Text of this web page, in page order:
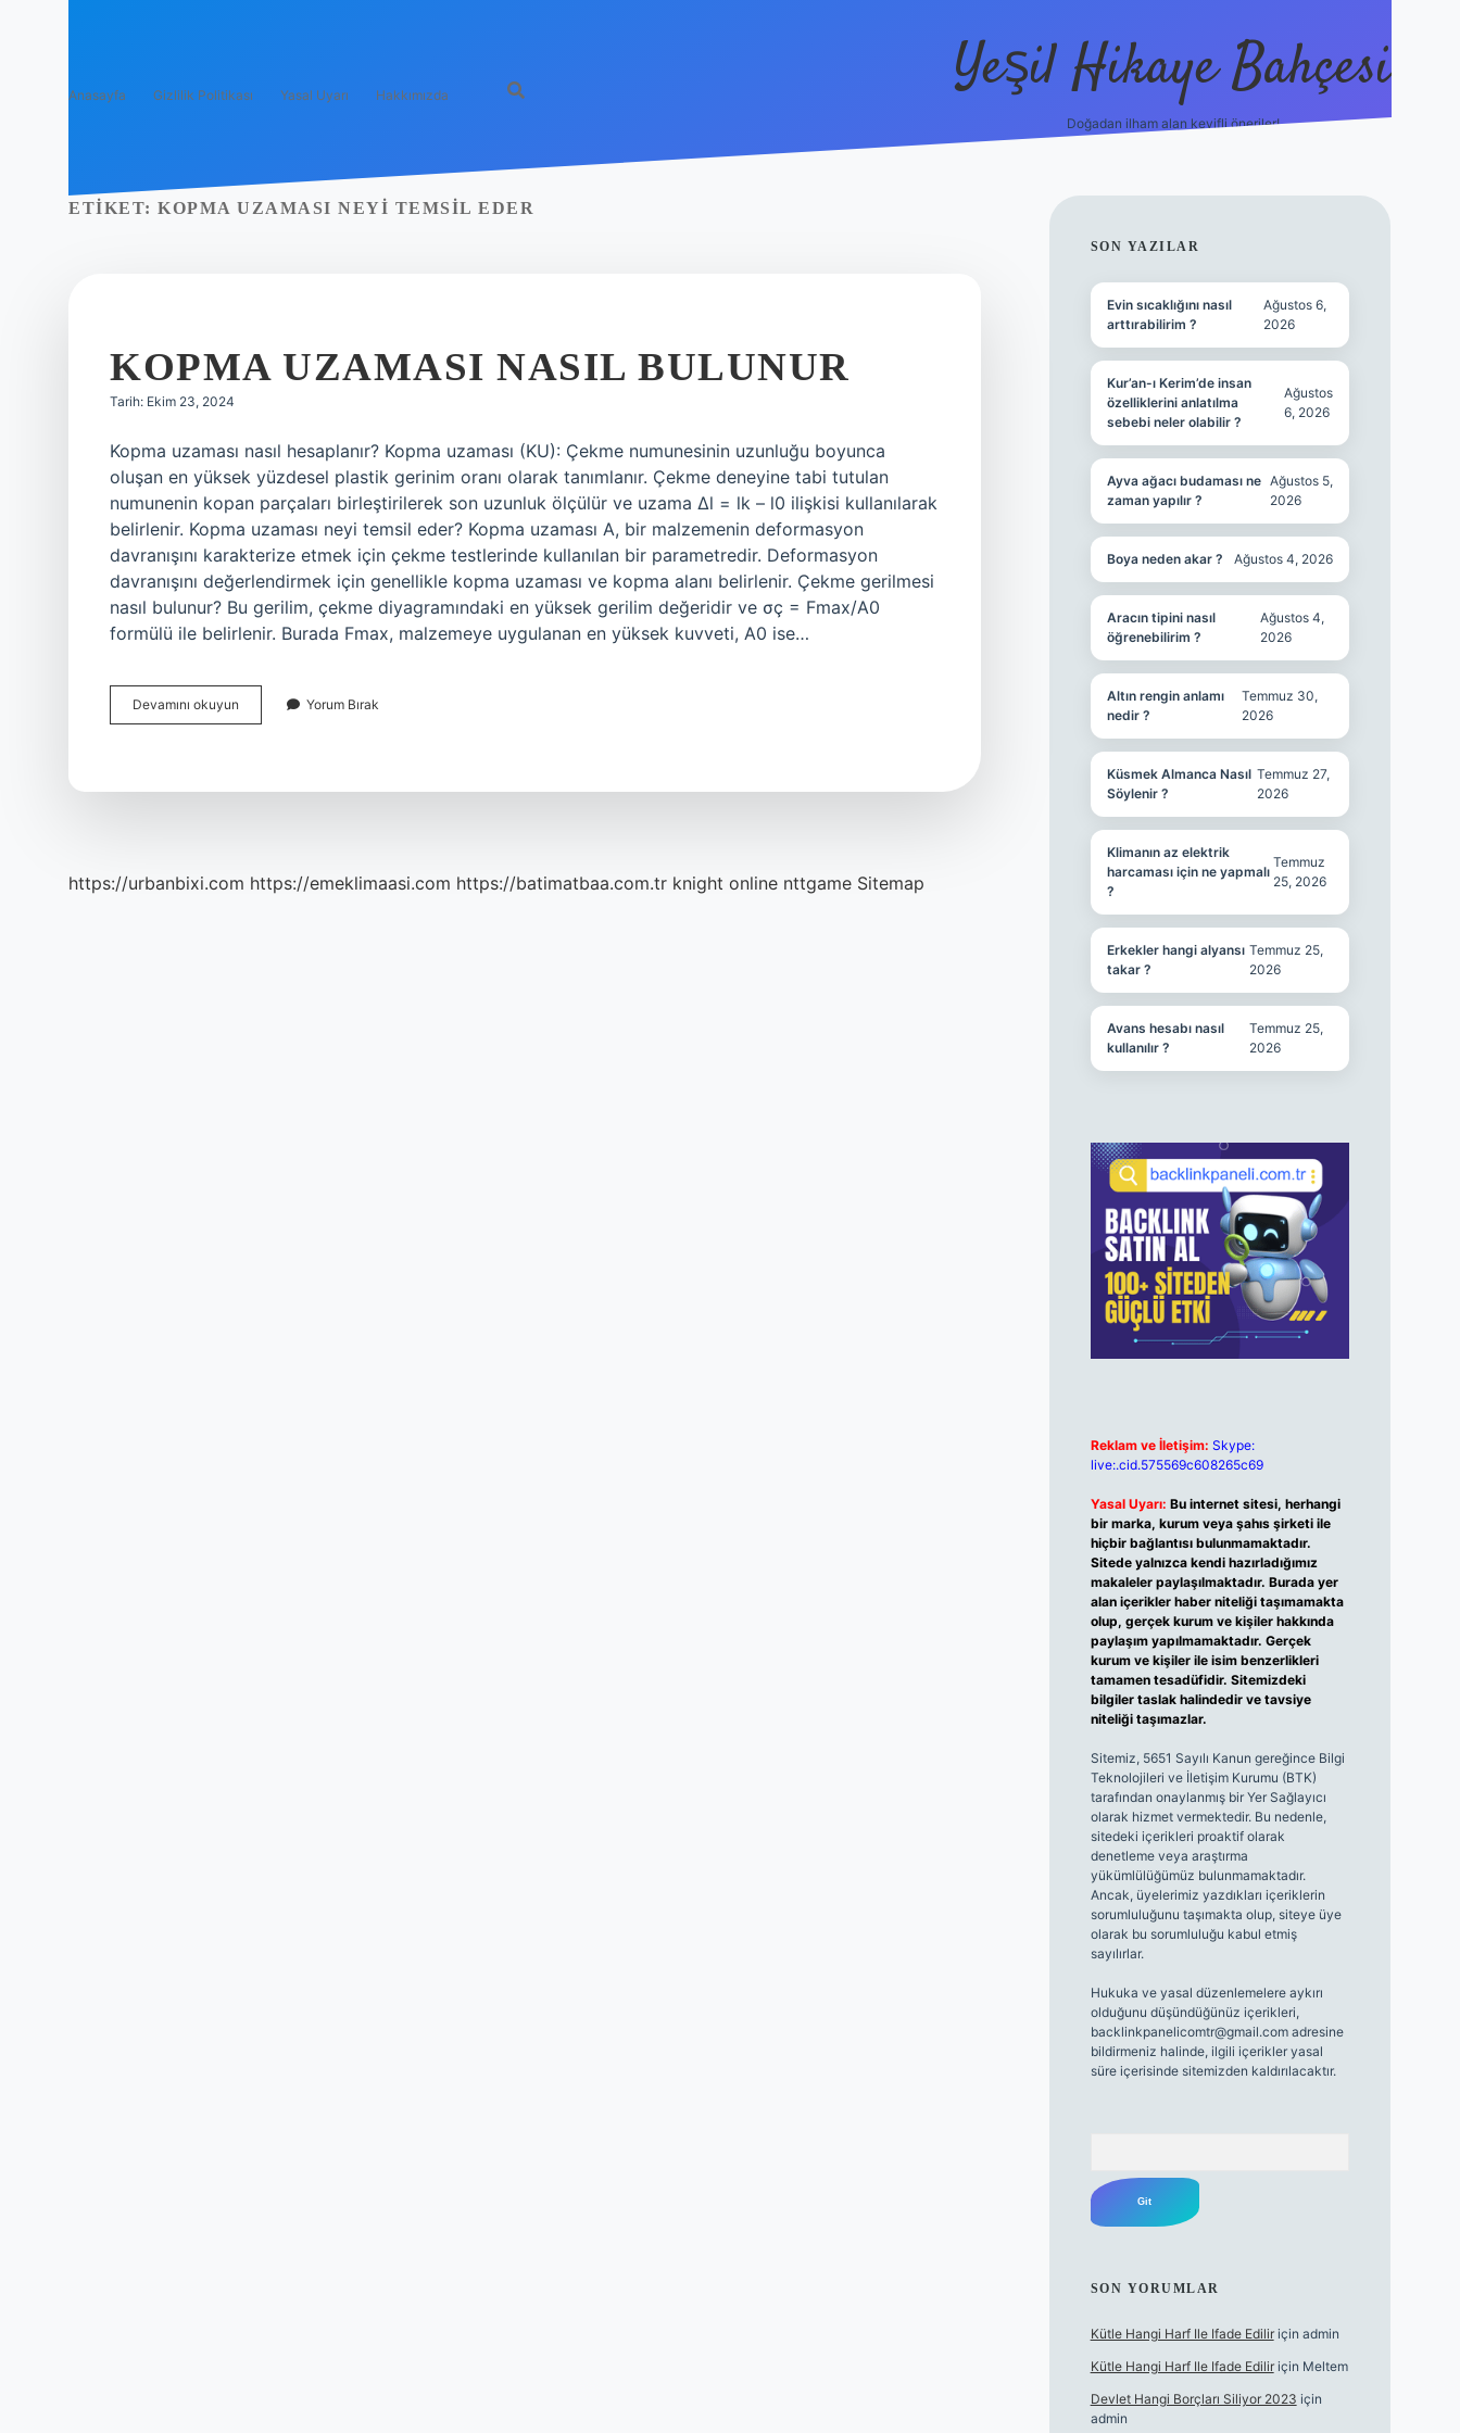
Anasayfa Gizlilik Politikası Yasal Uyarı Hakkımızda Yeşil Hikaye Bahçesi
Doğadan ilham alan keyifli öneriler!
ETIKET: KOPMA UZAMASI NEYI TEMSIL EDER
KOPMA UZAMASI NASIL BULUNUR
Tarih: Ekim 23, 2024
Kopma uzaması nasıl hesaplanır? Kopma uzaması (KU): Çekme numunesinin uzunluğu boyunca
oluşan en yüksek yüzdesel plastik gerinim oranı olarak tanımlanır. Çekme deneyine tabi tutulan
numunenin kopan parçaları birleştirilerek son uzunluk ölçülür ve uzama ∆l = lk – l0 ilişkisi kullanılarak
belirlenir. Kopma uzaması neyi temsil eder? Kopma uzaması A, bir malzemenin deformasyon
davranışını karakterize etmek için çekme testlerinde kullanılan bir parametredir. Deformasyon
davranışını değerlendirmek için genellikle kopma uzaması ve kopma alanı belirlenir. Çekme gerilmesi
nasıl bulunur? Bu gerilim, çekme diyagramındaki en yüksek gerilim değeridir ve σç = Fmax/A0
formülü ile belirlenir. Burada Fmax, malzemeye uygulanan en yüksek kuvveti, A0 ise…
Devamını okuyun
Uzaması
Yorum Bırak
https://urbanbixi.com https://emeklimaasi.com https://batimatbaa.com.tr knight online nttgame Sitemap
SIDEBAR
SON YAZILAR
Evin sıcaklığını nasıl
arttırabilirim ?
Ağustos 6,
2026
Kur’an-ı Kerim’de insan
özelliklerini anlatılma
sebebi neler olabilir ?
Ağustos
6, 2026
Ayva ağacı budaması ne
zaman yapılır ?
Ağustos 5,
2026
Boya neden akar ? Ağustos 4, 2026
Aracın tipini nasıl
öğrenebilirim ?
Ağustos 4,
2026
Altın rengin anlamı
nedir ?
Temmuz 30,
2026
Küsmek Almanca Nasıl
Söylenir ?
Temmuz 27,
2026
Klimanın az elektrik
harcaması için ne yapmalı
?
Temmuz
25, 2026
Erkekler hangi alyansı
takar ?
Temmuz 25,
2026
Avans hesabı nasıl
kullanılır ?
Temmuz 25,
2026
Reklam ve İletişim: Skype:
live:.cid.575569c608265c69
Yasal Uyarı: Bu internet sitesi, herhangi
bir marka, kurum veya şahıs şirketi ile
hiçbir bağlantısı bulunmamaktadır.
Sitede yalnızca kendi hazırladığımız
makaleler paylaşılmaktadır. Burada yer
alan içerikler haber niteliği taşımamakta
olup, gerçek kurum ve kişiler hakkında
paylaşım yapılmamaktadır. Gerçek
kurum ve kişiler ile isim benzerlikleri
tamamen tesadüfidir. Sitemizdeki
bilgiler taslak halindedir ve tavsiye
niteliği taşımazlar.
Sitemiz, 5651 Sayılı Kanun gereğince Bilgi
Teknolojileri ve İletişim Kurumu (BTK)
tarafından onaylanmış bir Yer Sağlayıcı
olarak hizmet vermektedir. Bu nedenle,
sitedeki içerikleri proaktif olarak
denetleme veya araştırma
yükümlülüğümüz bulunmamaktadır.
Ancak, üyelerimiz yazdıkları içeriklerin
sorumluluğunu taşımakta olup, siteye üye
olarak bu sorumluluğu kabul etmiş
sayılırlar.
Hukuka ve yasal düzenlemelere aykırı
olduğunu düşündüğünüz içerikleri,
backlinkpanelicomtr@gmail.comadresine
bildirmeniz halinde, ilgili içerikler yasal
süre içerisinde sitemizden kaldırılacaktır.
SON YORUMLAR
Kütle Hangi Harf Ile Ifade Ediliriçin admin
Kütle Hangi Harf Ile Ifade Ediliriçin Meltem
Devlet Hangi Borçları Siliyor 2023 için
admin
https://betci.co/en